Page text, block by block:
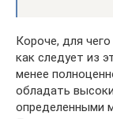
Короче, для
как следует из
менее
обладать
определенными